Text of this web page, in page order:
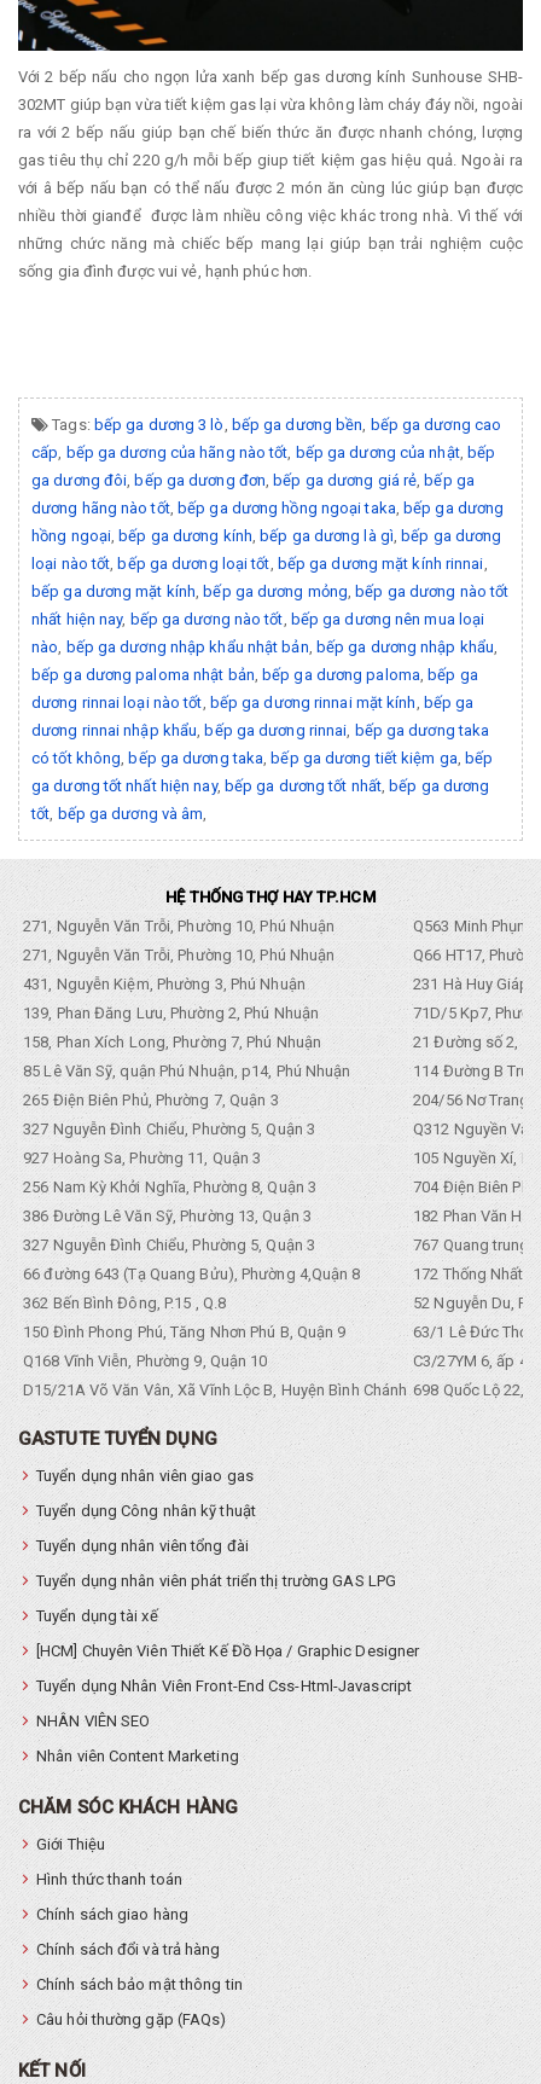
Với 2 bếp nấu cho ngọn lửa xanh bếp gas dương kính Sunhouse SHB-
302MT giúp bạn vừa tiết kiệm gas lại vừa không làm cháy đáy nồi, ngoài
ra với 2 bếp nấu giúp bạn chế biến thức ăn được nhanh chóng, lượng
gas tiêu thụ chỉ 220 g/h mỗi bếp giup tiết kiệm gas hiệu quả. Ngoài ra
với â bếp nấu bạn có thể nấu được 2 món ăn cùng lúc giúp bạn được
nhiều thời gianđể được làm nhiều công việc khác trong nhà. Vì thế với
những chức năng mà chiếc bếp mang lại giúp bạn trải nghiệm cuộc
sống gia đình được vui vẻ, hạnh phúc hơn.
Tags: bếp ga dương 3 lò, bếp ga dương bền, bếp ga dương cao
cấp, bếp ga dương của hãng nào tốt, bếp ga dương của nhật, bếp
ga dương đôi, bếp ga dương đơn, bếp ga dương giá rẻ, bếp ga
dương hãng nào tốt, bếp ga dương hồng ngoại taka, bếp ga dương
hồng ngoại, bếp ga dương kính, bếp ga dương là gì, bếp ga dương
loại nào tốt, bếp ga dương loại tốt, bếp ga dương mặt kính rinnai,
bếp ga dương mặt kính, bếp ga dương mỏng, bếp ga dương nào tốt
nhất hiện nay, bếp ga dương nào tốt, bếp ga dương nên mua loại
nào, bếp ga dương nhập khẩu nhật bản, bếp ga dương nhập khẩu,
bếp ga dương paloma nhật bản, bếp ga dương paloma, bếp ga
dương rinnai loại nào tốt, bếp ga dương rinnai mặt kính, bếp ga
dương rinnai nhập khẩu, bếp ga dương rinnai, bếp ga dương taka
có tốt không, bếp ga dương taka, bếp ga dương tiết kiệm ga, bếp
ga dương tốt nhất hiện nay, bếp ga dương tốt nhất, bếp ga dương
tốt, bếp ga dương và âm,
HỆ THỐNG THỢ HAY TP.HCM
271, Nguyễn Văn Trỗi, Phường 10, Phú Nhuận
Q563 Minh
271, Nguyễn Văn Trỗi, Phường 10, Phú Nhuận
Q66 HT17,
431, Nguyễn Kiệm, Phường 3, Phú Nhuận
231 Hà Huy Giáp,
139, Phan Đăng Lưu, Phường 2, Phú Nhuận
71D/5 Kp7,
158, Phan Xích Long, Phường 7, Phú Nhuận
21 Đường số 2,
85 Lê Văn Sỹ, quận Phú Nhuận, p14, Phú Nhuận
114 Đường B
265 Điện Biên Phủ, Phường 7, Quận 3
204/56 Nơ Trang
327 Nguyễn Đình Chiểu, Phường 5, Quận 3
Q312 Nguyền
927 Hoàng Sa, Phường 11, Quận 3
105 Nguyền Xí,
256 Nam Kỳ Khởi Nghĩa, Phường 8, Quận 3
704 Điện Biên
386 Đường Lê Văn Sỹ, Phường 13, Quận 3
182 Phan Văn
327 Nguyễn Đình Chiểu, Phường 5, Quận 3
767 Quang trung,
66 đường 643 (Tạ Quang Bửu), Phường 4,Quận 8
172 Thống Nhất.
362 Bến Bình Đông, P.15 , Q.8
52 Nguyễn Du,
150 Đình Phong Phú, Tăng Nhơn Phú B, Quận 9
63/1 Lê Đức Thọ,
Q168 Vĩnh Viễn, Phường 9, Quận 10
C3/27YM 6, ấp 4,
D15/21A Võ Văn Vân, Xã Vĩnh Lộc B, Huyện Bình Chánh 698 Quốc Lộ 22,
GASTUTE TUYỂN DỤNG
Tuyển dụng nhân viên giao gas
Tuyển dụng Công nhân kỹ thuật
Tuyển dụng nhân viên tổng đài
Tuyển dụng nhân viên phát triển thị trường GAS LPG
Tuyển dụng tài xế
[HCM] Chuyên Viên Thiết Kế Đồ Họa / Graphic Designer
Tuyển dụng Nhân Viên Front-End Css-Html-Javascript
NHÂN VIÊN SEO
Nhân viên Content Marketing
CHĂM SÓC KHÁCH HÀNG
Giới Thiệu
Hình thức thanh toán
Chính sách giao hàng
Chính sách đổi và trả hàng
Chính sách bảo mật thông tin
Câu hỏi thường gặp (FAQs)
KẾT NỐI